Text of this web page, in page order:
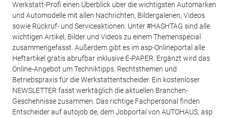
Werkstatt-Profi einen Überblick über die wichtigsten Automarken
und Automodelle mit allen Nachrichten, Bildergalerien, Videos
sowie Rückruf- und Serviceaktionen. Unter #HASHTAG sind alle
wichtigen Artikel, Bilder und Videos zu einem Themenspecial
zusammengefasst. Außerdem gibt es im asp-Onlineportal alle
Heftartikel gratis abrufbar inklusive E-PAPER. Ergänzt wird das
Online-Angebot um Techniktipps, Rechtsthemen und
Betriebspraxis für die Werkstattentscheider. Ein kostenloser
NEWSLETTER fasst werktäglich die aktuellen Branchen-
Geschehnisse zusammen. Das richtige Fachpersonal finden
Entscheider auf autojob.de, dem Jobportal von AUTOHAUS, asp